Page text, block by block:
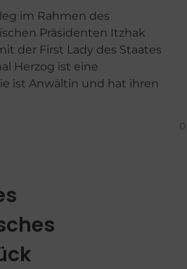
im Rahmen des
Präsidenten Itzhak
der First Lady des Staates
Herzog ist eine
ist Anwältin und hat ihren
0